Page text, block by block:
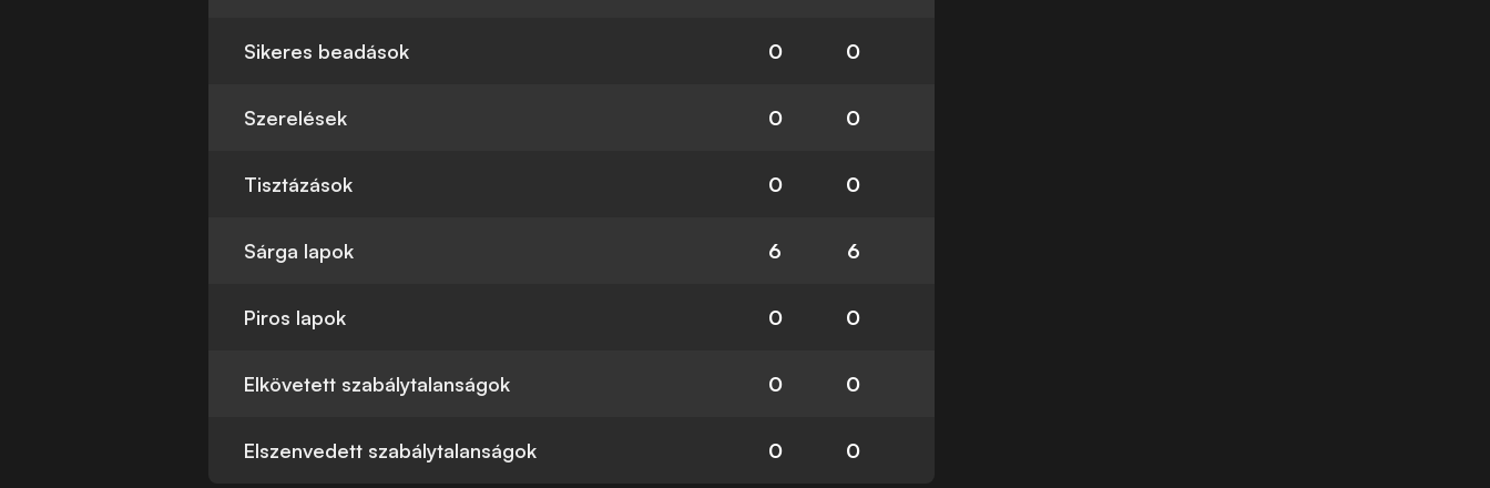
Sikeres beadások 0 0
Szerelések 0 0
Tisztázások 0 0
Sárga lapok 6 6
Piros lapok 0 0
Elkövetett szabálytalanságok 0 0
Elszenvedett szabálytalanságok 0 0